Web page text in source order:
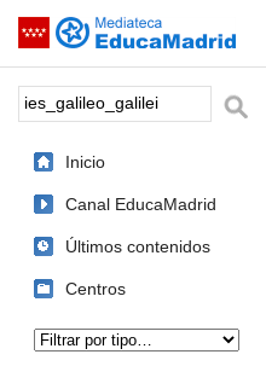
Saltar navegación
Palabra o frase:
Inicio
Canal EducaMadrid
Últimos contenidos
Centros